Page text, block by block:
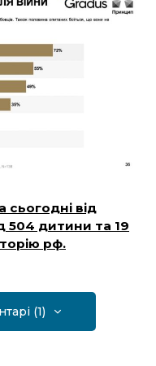
сьогодні від
504 дитини та 19
рф.
(1)